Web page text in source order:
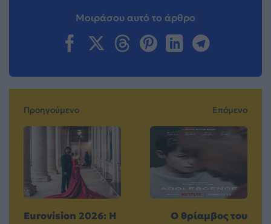
Μοιράσου αυτό το άρθρο
Προηγούμενο
Eurovision 2026: Η
Επόμενο
Ο θρίαμβος του